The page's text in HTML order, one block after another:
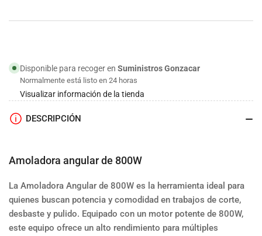
Disponible para recoger en Suministros Gonzacar
Normalmente está listo en 24 horas
Visualizar información de la tienda
DESCRIPCIÓN
Amoladora angular de 800W
La Amoladora Angular de 800W es la herramienta ideal para
quienes buscan potencia y comodidad en trabajos de corte,
desbaste y pulido. Equipado con un motor potente de 800W,
este equipo ofrece un alto rendimiento para múltiples